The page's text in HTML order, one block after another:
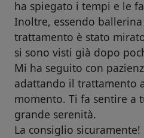
ha spiegato i tempi e le
Inoltre, essendo
trattamento è stato
si sono visti già dopo
Mi ha seguito con
adattando il trattamento
momento. Ti fa sentire a
grande serenità.
La consiglio sicuramente!